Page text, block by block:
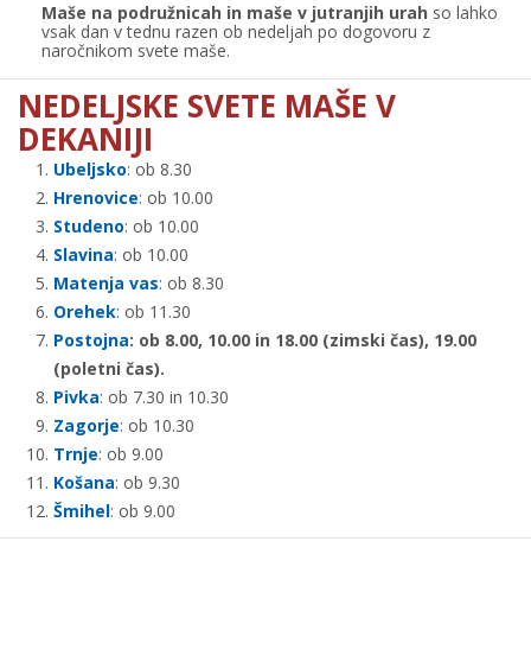
Maše na podružnicah in maše v jutranjih urah so lahko
vsak dan v tednu razen ob nedeljah po dogovoru z
naročnikom svete maše.
NEDELJSKE SVETE MAŠE V
DEKANIJI
Ubeljsko: ob 8.30
Hrenovice: ob 10.00
Studeno: ob 10.00
Slavina: ob 10.00
Matenja vas: ob 8.30
Orehek: ob 11.30
Postojna: ob 8.00, 10.00 in 18.00 (zimski čas), 19.00
(poletni čas).
Pivka: ob 7.30 in 10.30
Zagorje: ob 10.30
Trnje: ob 9.00
Košana: ob 9.30
Šmihel: ob 9.00